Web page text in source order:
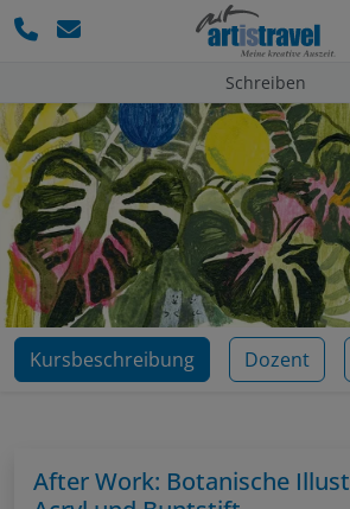
Schreiben
Kursbeschreibung Dozent
After Work: Botanische